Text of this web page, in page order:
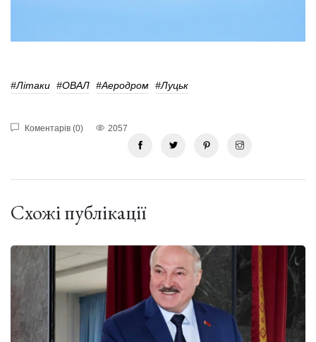
#літаки #ОВАЛ #аеродром #Луцьк
Коментарів (0) 2057
Схожі публікації